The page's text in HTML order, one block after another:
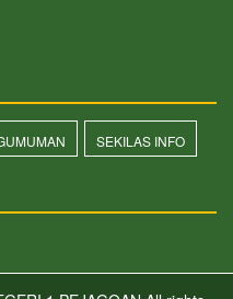
SEKILAS INFO